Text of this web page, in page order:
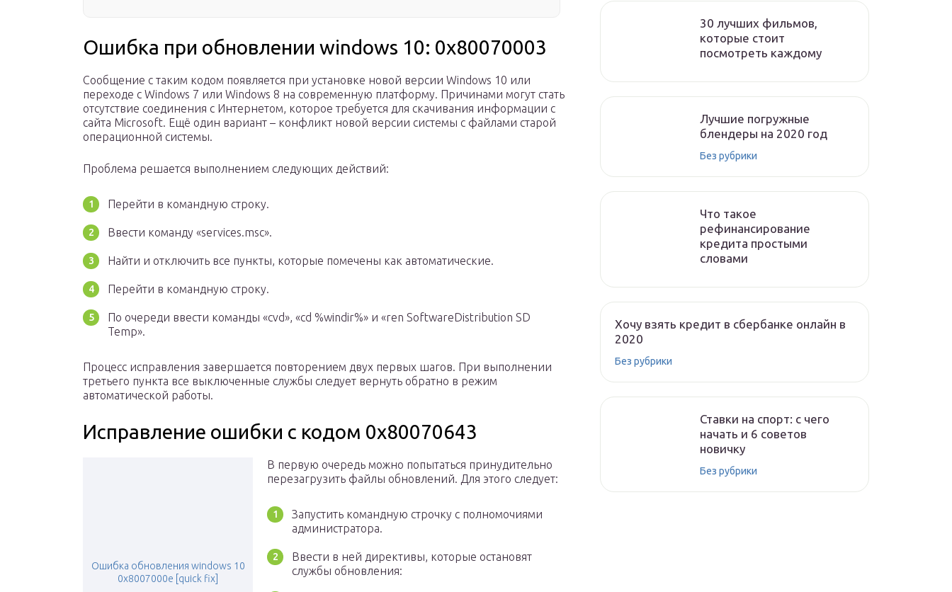
Ошибка при обновлении windows 10: 0x80070003
Сообщение с таким кодом появляется при установке новой версии Windows 10 или
переходе с Windows 7 или Windows 8 на современную платформу. Причинами могут стать
отсутствие соединения с Интернетом, которое требуется для скачивания информации с
сайта Microsoft. Ещё один вариант – конфликт новой версии системы с файлами старой
операционной системы.
Проблема решается выполнением следующих действий:
Перейти в командную строку.
Ввести команду «services.msc».
Найти и отключить все пункты, которые помечены как автоматические.
Перейти в командную строку.
По очереди ввести команды «cvd», «cd %windir%» и «ren SoftwareDistribution SD
Temp».
Процесс исправления завершается повторением двух первых шагов. При выполнении
третьего пункта все выключенные службы следует вернуть обратно в режим
автоматической работы.
Исправление ошибки с кодом 0x80070643
Ошибка обновления windows 10
0x8007000e [quick fix]
В первую очередь можно попытаться принудительно
перезагрузить файлы обновлений. Для этого следует:
Запустить командную строчку с полномочиями
администратора.
Ввести в ней директивы, которые остановят
службы обновления:
30 лучших фильмов,
которые стоит
посмотреть каждому
Лучшие погружные
блендеры на 2020 год
Без рубрики
Что такое
рефинансирование
кредита простыми
словами
Хочу взять кредит в сбербанке онлайн в
2020
Без рубрики
Ставки на спорт: с чего
начать и 6 советов
новичку
Без рубрики